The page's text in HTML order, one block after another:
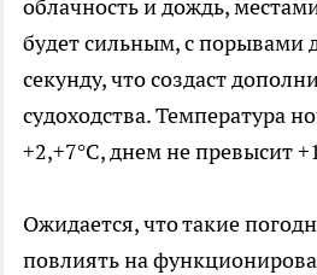
облачность и дождь,
будет сильным, с порывами
секунду, что создаст
судоходства. Температура
+2,+7°C, днем не превысит
Ожидается, что такие
повлиять на